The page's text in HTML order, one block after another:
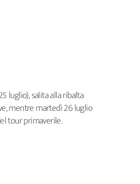
luglio), salita alla ribalta
mentre martedì 26 luglio
tour primaverile.